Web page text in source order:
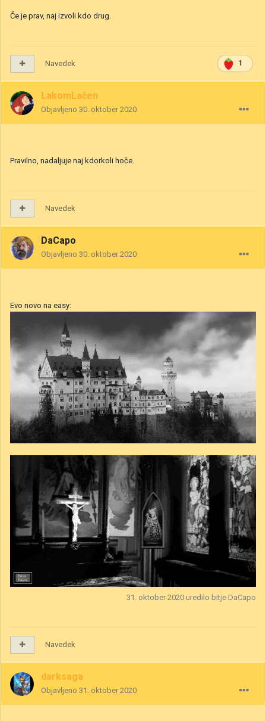
Če je prav, naj izvoli kdo drug.
1
Navedek
LakomLačen
Objavljeno 30. oktober 2020
Pravilno, nadaljuje naj kdorkoli hoče.
Navedek
DaCapo
Objavljeno 30. oktober 2020
Evo novo na easy:
31. oktober 2020 uredilo bitje DaCapo
Navedek
darksaga
Objavljeno 31. oktober 2020